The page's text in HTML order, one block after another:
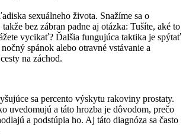
sexuálneho života. Snažíme sa o
bez zábran padne aj otázka: Tušíte, aké to
vycikať? Ďalšia fungujúca taktika je spýtať
spánok alebo otravné vstávanie a
na záchod.
sa percento výskytu rakoviny prostaty.
uvedomujú a táto hrozba je dôvodom, prečo
a podstúpia ho. Aj táto diagnóza sa často